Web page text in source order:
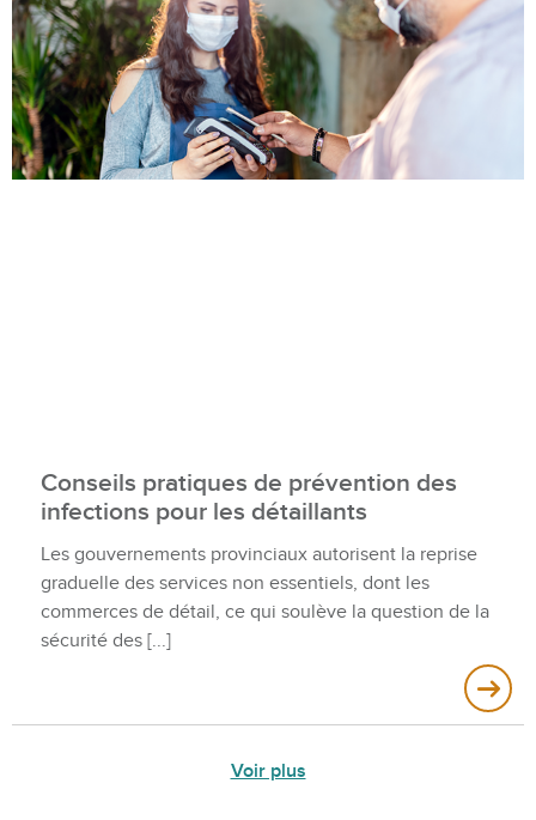
Conseils pratiques de prévention des
infections pour les détaillants
Les gouvernements provinciaux autorisent la reprise
graduelle des services non essentiels, dont les
commerces de détail, ce qui soulève la question de la
sécurité des
Voir plus